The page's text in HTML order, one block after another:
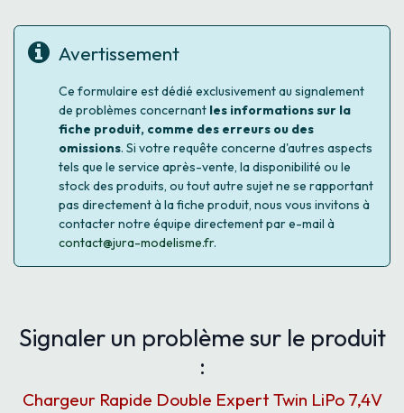
Avertissement
Ce formulaire est dédié exclusivement au signalement
de problèmes concernant les informations sur la
fiche produit, comme des erreurs ou des
omissions. Si votre requête concerne d'autres aspects
tels que le service après-vente, la disponibilité ou le
stock des produits, ou tout autre sujet ne se rapportant
pas directement à la fiche produit, nous vous invitons à
contacter notre équipe directement par e-mail à
contact@jura-modelisme.fr.
Signaler un problème sur le produit
:
Chargeur Rapide Double Expert Twin LiPo 7,4V